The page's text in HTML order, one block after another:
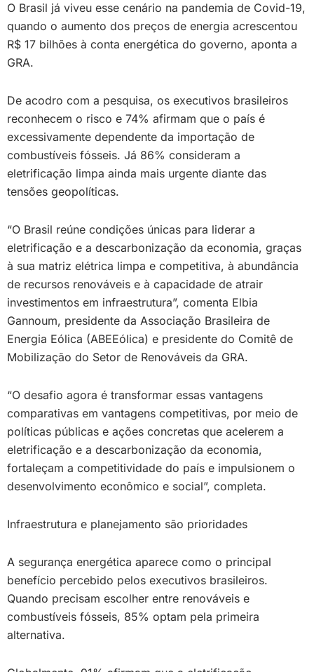
O Brasil já viveu esse cenário na pandemia de Covid-19,
quando o aumento dos preços de energia acrescentou
R$ 17 bilhões à conta energética do governo, aponta a
GRA.
De acodro com a pesquisa, os executivos brasileiros
reconhecem o risco e 74% afirmam que o país é
excessivamente dependente da importação de
combustíveis fósseis. Já 86% consideram a
eletrificação limpa ainda mais urgente diante das
tensões geopolíticas.
“O Brasil reúne condições únicas para liderar a
eletrificação e a descarbonização da economia, graças
à sua matriz elétrica limpa e competitiva, à abundância
de recursos renováveis e à capacidade de atrair
investimentos em infraestrutura”, comenta Elbia
Gannoum, presidente da Associação Brasileira de
Energia Eólica (ABEEólica) e presidente do Comitê de
Mobilização do Setor de Renováveis da GRA.
“O desafio agora é transformar essas vantagens
comparativas em vantagens competitivas, por meio de
políticas públicas e ações concretas que acelerem a
eletrificação e a descarbonização da economia,
fortaleçam a competitividade do país e impulsionem o
desenvolvimento econômico e social”, completa.
Infraestrutura e planejamento são prioridades
A segurança energética aparece como o principal
benefício percebido pelos executivos brasileiros.
Quando precisam escolher entre renováveis e
combustíveis fósseis, 85% optam pela primeira
alternativa.